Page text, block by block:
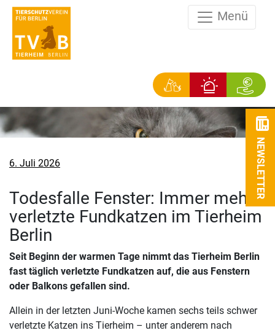
Menü
NEWSLETTER
Veröffentlicht
6. Juli 2026
Todesfalle Fenster: Immer mehr
verletzte Fundkatzen im Tierheim
Berlin
Seit Beginn der warmen Tage nimmt das Tierheim Berlin
fast täglich verletzte Fundkatzen auf, die aus Fenstern
oder Balkons gefallen sind.
Allein in der letzten Juni-Woche kamen sechs teils schwer
verletzte Katzen ins Tierheim – unter anderem nach